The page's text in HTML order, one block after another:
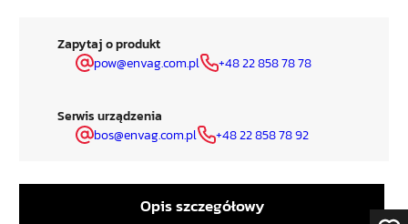
Zapytaj o produkt
pow@envag.com.pl
+48 22 858 78 78
Serwis urządzenia
bos@envag.com.pl
+48 22 858 78 92
Opis szczegółowy